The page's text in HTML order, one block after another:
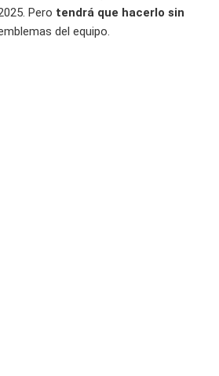
Pero tendrá que hacerlo sin
del equipo.